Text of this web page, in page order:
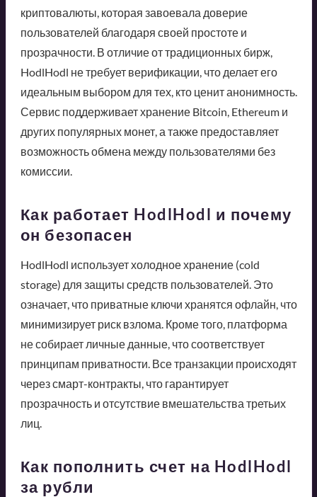
криптовалюты, которая завоевала доверие
пользователей благодаря своей простоте и
прозрачности. В отличие от традиционных бирж,
HodlHodl не требует верификации, что делает его
идеальным выбором для тех, кто ценит анонимность.
Сервис поддерживает хранение Bitcoin, Ethereum и
других популярных монет, а также предоставляет
возможность обмена между пользователями без
комиссии.
Как работает HodlHodl и почему
он безопасен
HodlHodl использует холодное хранение (cold
storage) для защиты средств пользователей. Это
означает, что приватные ключи хранятся офлайн, что
минимизирует риск взлома. Кроме того, платформа
не собирает личные данные, что соответствует
принципам приватности. Все транзакции происходят
через смарт-контракты, что гарантирует
прозрачность и отсутствие вмешательства третьих
лиц.
Как пополнить счет на HodlHodl
за рубли